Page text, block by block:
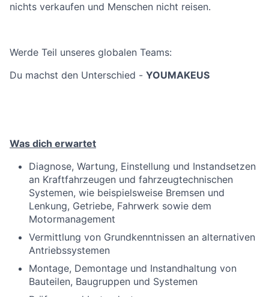
nichts verkaufen und Menschen nicht reisen.
Werde Teil unseres globalen Teams:
Du machst den Unterschied - YOUMAKEUS
Was dich erwartet
Diagnose, Wartung, Einstellung und Instandsetzen
an Kraftfahrzeugen und fahrzeugtechnischen
Systemen, wie beispielsweise Bremsen und
Lenkung, Getriebe, Fahrwerk sowie dem
Motormanagement
Vermittlung von Grundkenntnissen an alternativen
Antriebssystemen
Montage, Demontage und Instandhaltung von
Bauteilen, Baugruppen und Systemen